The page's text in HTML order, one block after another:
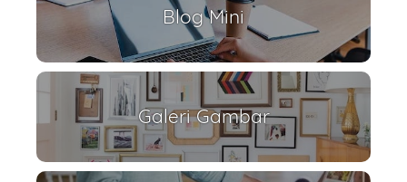
Blog Mini
Galeri Gambar